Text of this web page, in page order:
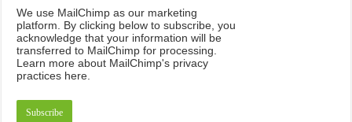
We use MailChimp as our marketing
platform
By clicking below to subscribe ,you
acknowledge that your information will be
transferred to MailChimp for processing
Learn more about MailChimp's privacy
practices here